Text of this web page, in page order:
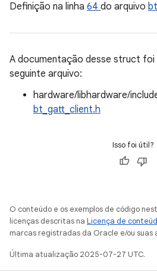
Definição na linha 64 do arquivo
A documentação desse struct foi
seguinte arquivo:
hardware/libhardware/
bt_gatt_client.h
Isso foi útil?
O conteúdo e os exemplos de código
licenças descritas na Licença de
marcas registradas da Oracle e/ou suas
Última atualização 2025-07-27 UTC.